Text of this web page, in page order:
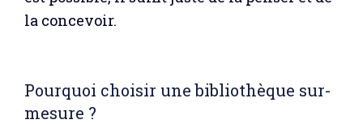
la concevoir.
Pourquoi choisir une bibliothèque sur-
mesure ?